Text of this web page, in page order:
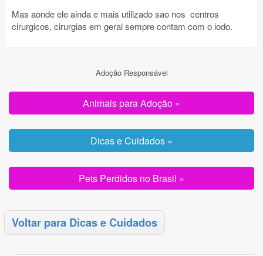
Mas aonde ele ainda e mais utilizado sao nos centros
cirurgicos, cirurgias em geral sempre contam com o iodo.
Adoção Responsável
Animais para Adoção »
Dicas e Cuidados »
Pets Perdidos no Brasil »
Voltar para Dicas e Cuidados